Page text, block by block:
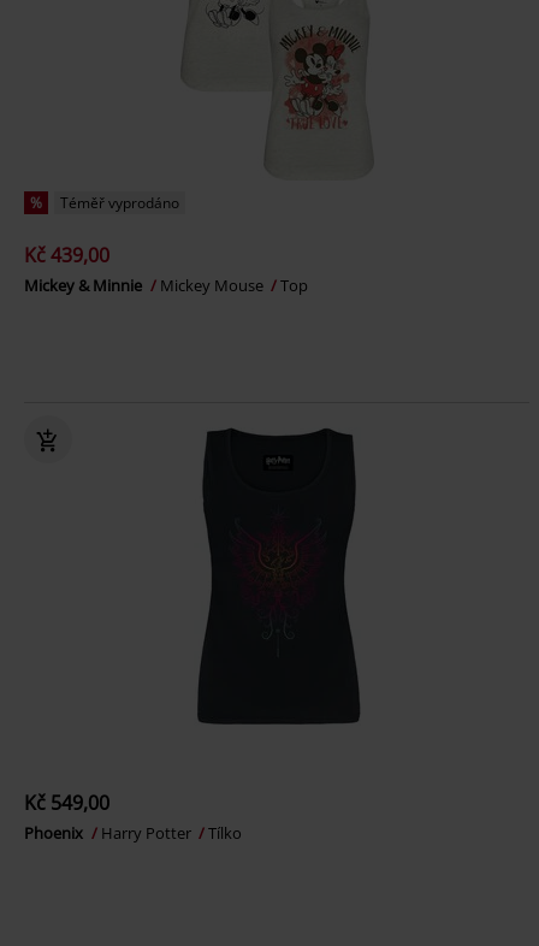
% Téměř vyprodáno
Kč 439,00
Mickey & Minnie Mickey Mouse Top
Kč 549,00
Phoenix Harry Potter Tílko